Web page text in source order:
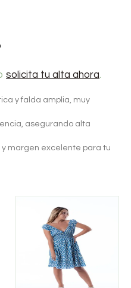
solicita tu alta ahora.
y falda amplia, muy
asegurando alta
y margen excelente para tu